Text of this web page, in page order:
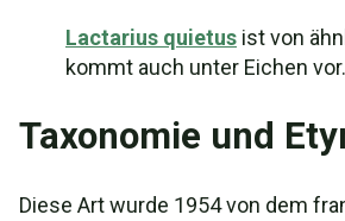
Lactarius quietus ist von
kommt auch unter Eichen vor.
Taxonomie und
Diese Art wurde 1954 von dem